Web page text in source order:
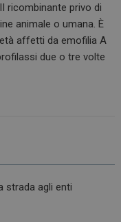
ricombinante privo di
animale o umana. È
affetti da emofilia A
due o tre volte